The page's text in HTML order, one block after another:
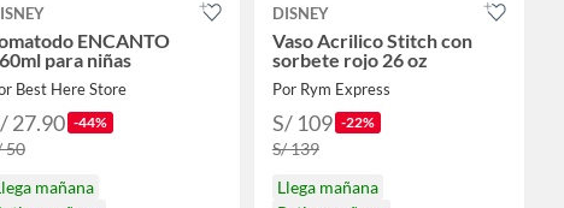
ENCANTO
para niñas
Best Here Store
27.90 -44%
50
mañana
DISNEY
Vaso Acrilico Stitch con
sorbete rojo 26 oz
Por Rym Express
S/ 109 -22%
S/ 139
Llega mañana